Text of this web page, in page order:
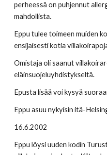
perheessä on puhjennut
mahdollista.
Eppu tulee toimeen muiden
ensijaisesti kotia
Omistaja oli saanut
eläinsuojeluyhdistykseltä.
Epusta lisää voi kysyä
Eppu asuu nykyisin itä-
16.6.2002
Eppu löysi uuden kodin